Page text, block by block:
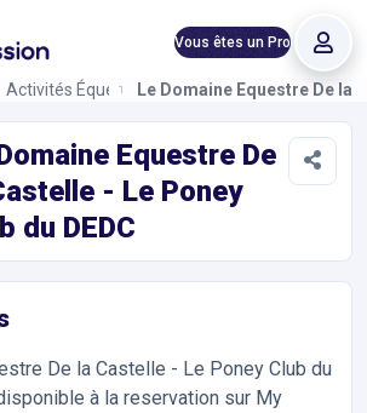
Vous êtes un Pro
Activités ÉquestresLe Domaine Equestre De la
Equestre De
- Le Poney
du DEDC
De la Castelle - Le Poney Club du
à la reservation sur My